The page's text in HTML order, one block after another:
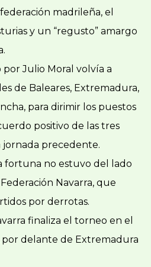
madrileña, el
y un “regusto” amargo
Julio Moral volvía a
de Baleares, Extremadura,
para dirimir los puestos
positivo de las tres
jornada precedente.
fortuna no estuvo del lado
Navarra, que
por derrotas.
finaliza el torneo en el
delante de Extremadura